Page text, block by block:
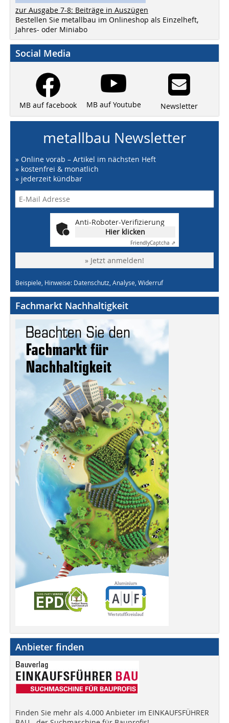
zur Ausgabe 7-8: Beiträge in Auszügen
Bestellen Sie metallbau im Onlineshop als Einzelheft,
Jahres- oder Miniabo
Social Media
MB auf facebook MB auf Youtube Newsletter
metallbau Newsletter
» Online vorab – Artikel im nächsten Heft
» kostenfrei & monatlich
» jederzeit kündbar
Anti-Roboter-Verifizierung
Hier klicken
FriendlyCaptcha ⇗
» Jetzt anmelden!
Beispiele, Hinweise: Datenschutz, Analyse, Widerruf
Fachmarkt Nachhaltigkeit
Anbieter finden
Finden Sie mehr als 4.000 Anbieter im EINKAUFSFÜHRER